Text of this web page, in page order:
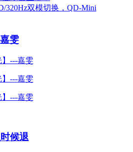
雯
候退